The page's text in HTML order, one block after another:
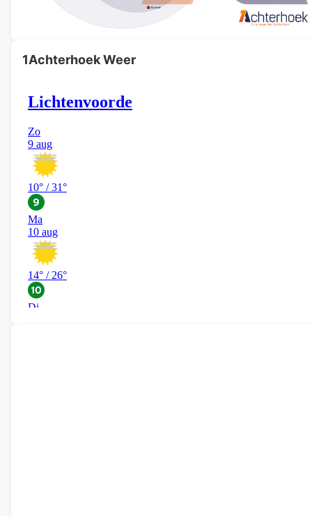
1Achterhoek Weer